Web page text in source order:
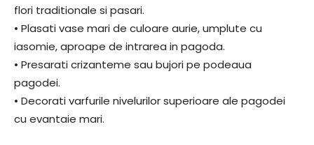
flori traditionale si pasari.
• Plasati vase mari de culoare aurie, umplute cu
iasomie, aproape de intrarea in pagoda.
• Presarati crizanteme sau bujori pe podeaua
pagodei.
• Decorati varfurile nivelurilor superioare ale pagodei
cu evantaie mari.